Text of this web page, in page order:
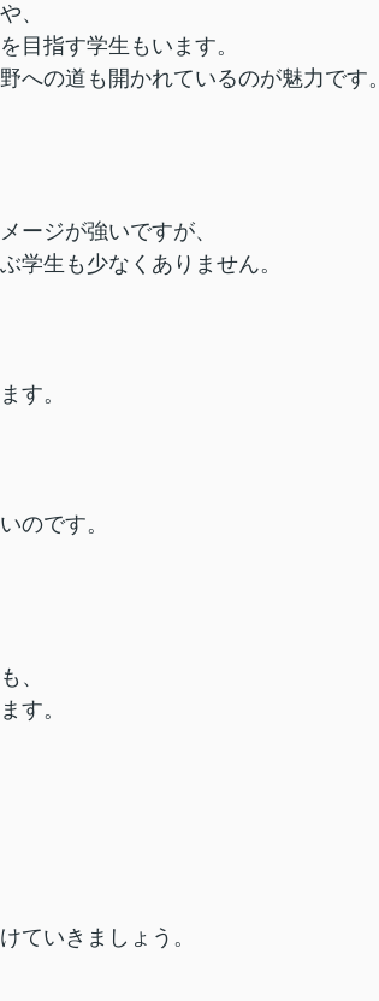
、
目指す学生もいます。
への道も開かれているのが魅力です。
ージが強いですが、
学生も少なくありません。
す。
のです。
、
す。
ていきましょう。